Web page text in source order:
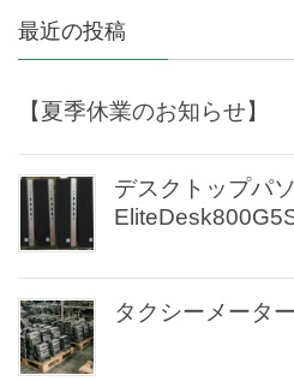
最近の投稿
【夏季休業のお知らせ】
デスクトップパ
タクシーメータ